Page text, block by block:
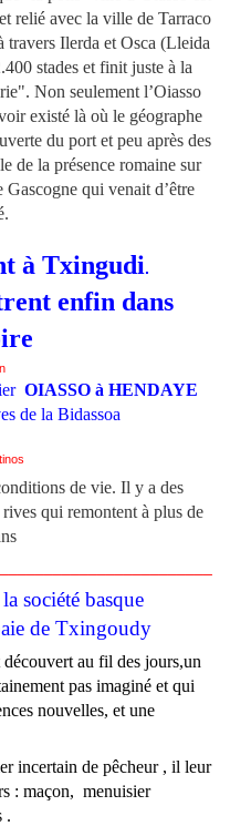
relié avec la ville de Tarraco
travers Ilerda et Osca (Lleida
stades et finit juste à la
Non seulement l’Oiasso
existé là où le géographe
du port et peu après des
de la présence romaine sur
qui venait d’être
à Txingudi.
enfin dans
OIASSO à HENDAYE
de la Bidassoa
de vie. Il y a des
qui remontent à plus de
société basque
de Txingoudy
au fil des jours,un
pas imaginé et qui
nouvelles, et une
incertain de pêcheur , il leur
: maçon, menuisier
.